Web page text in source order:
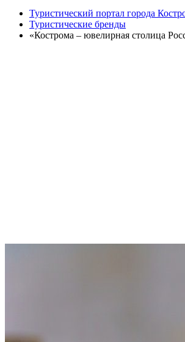
Туристический портал города
Туристические бренды
«Кострома – ювелирная столица